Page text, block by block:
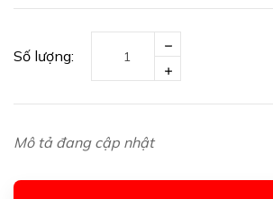
Số lượng:
Mô tả đang cập nhật